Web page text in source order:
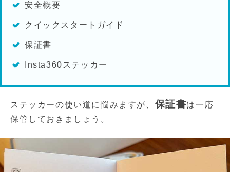
安全概要
クイックスタートガイド
保証書
Insta360ステッカー
ステッカーの使い道に悩みますが、 保証書は一応
保管しておきましょう。